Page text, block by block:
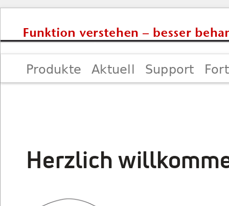
Produkte Aktuell Support
Herzlich